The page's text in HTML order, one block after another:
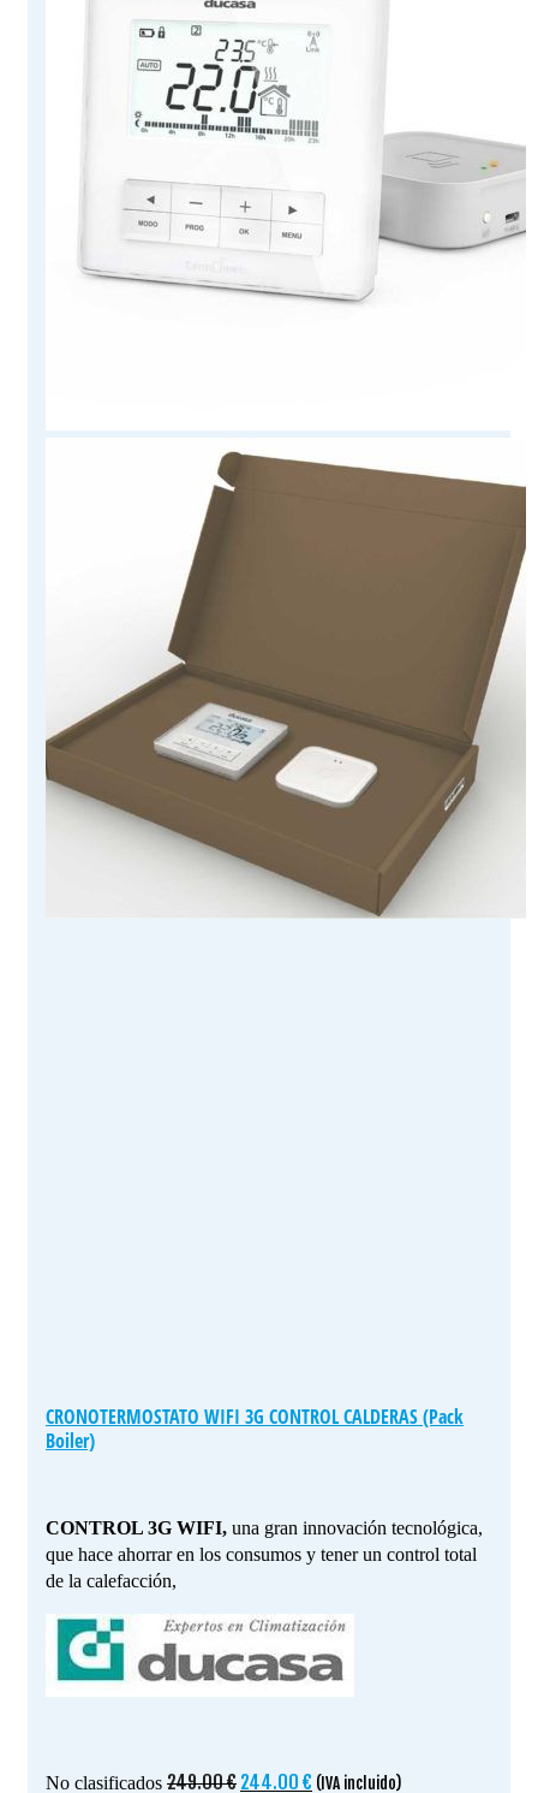
CRONOTERMOSTATO WIFI 3G CONTROL CALDERAS (Pack
Boiler)
CONTROL 3G WIFI, una gran innovación tecnológica,
que hace ahorrar en los consumos y tener un control total
de la calefacción,
No clasificados 249.00€ El
244.00 € El
(IVA incluido)